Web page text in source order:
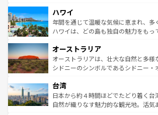
ば市内交通費無料で観光を楽しむこともでき
着のスイス情報はコンテンツ一覧 を
のような巨大都市は、観光、ショッピ
ンメントが詰まった刺激的なスポット
西部には大自然が広がり、グランドキ
部のニューオーリンズでは、音楽と美
文化が魅力。旅行者はアメリカの各地
しみながら、その多様性と豊かな歴史
ならではの贅沢な旅のスタイルだ。 なお、新着のアメリカ
情報はコンテンツ一覧を参照してほし
ハワイ
年間を通じて温暖な気候に恵まれ、多
ハワイは、どの島も独自の魅力をもっ
ワイ島は見逃せない。また、定番の観
島だが、静かな自然を求めるならマウ
おすすめ。エメラルドグリーンに輝く
れるおもてなしの心で訪れる人々を迎
人々、おいしいローカルフードやハワ
ク、伝統的なフラダンスなど、すべて
オーストラリア
オーストラリアは、壮大な自然と多様
シドニーのシンボルであるシドニー・
リアリーフや大陸中央部にそびえるウ
ク）、タスマニアの美しい原生林やケ
ど、見どころがたくさん。また、カフ
台湾
日本から約４時間ほどでたどり着く台
自然が織りなす魅力的な観光地。活気